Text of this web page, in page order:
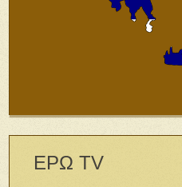
ΕΡΩ TV